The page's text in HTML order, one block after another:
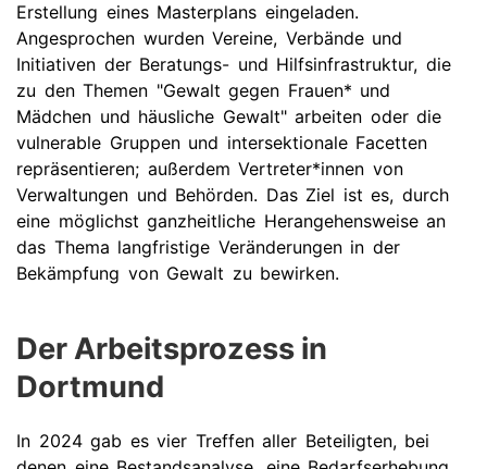
Erstellung eines Masterplans eingeladen.
Angesprochen wurden Vereine, Verbände und
Initiativen der Beratungs- und Hilfsinfrastruktur, die
zu den Themen "Gewalt gegen Frauen* und
Mädchen und häusliche Gewalt" arbeiten oder die
vulnerable Gruppen und intersektionale Facetten
repräsentieren; außerdem Vertreter*innen von
Verwaltungen und Behörden. Das Ziel ist es, durch
eine möglichst ganzheitliche Herangehensweise an
das Thema langfristige Veränderungen in der
Bekämpfung von Gewalt zu bewirken.
Der Arbeitsprozess in
Dortmund
In 2024 gab es vier Treffen aller Beteiligten, bei